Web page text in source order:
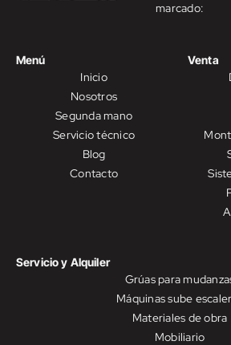
marcado:
Menú
Inicio
Nosotros
Segunda mano
Servicio técnico
Blog
Contacto
Venta
Servicio y Alquiler
Grúas para
Máquinas sube
Materiales de obra
Mobiliario